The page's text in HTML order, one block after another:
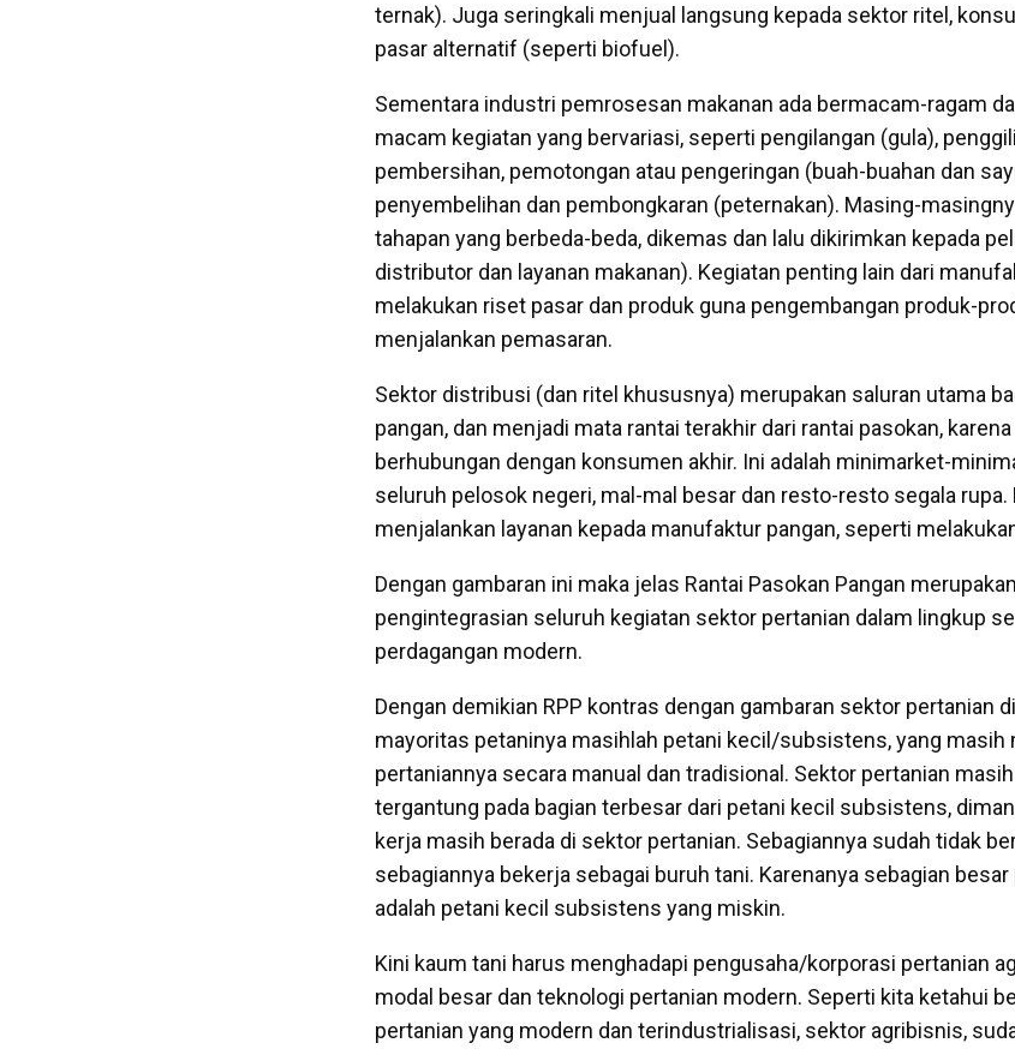
ternak). Juga seringkali menjual langsung kepada sektor ritel,
pasar alternatif (seperti biofuel).
Sementara industri pemrosesan makanan ada bermacam-ragam
macam kegiatan yang bervariasi, seperti pengilangan (gula),
pembersihan, pemotongan atau pengeringan (buah-buahan dan
penyembelihan dan pembongkaran (peternakan). Masing-
tahapan yang berbeda-beda, dikemas dan lalu dikirimkan kepada
distributor dan layanan makanan). Kegiatan penting lain dari
melakukan riset pasar dan produk guna pengembangan produk-
menjalankan pemasaran.
Sektor distribusi (dan ritel khususnya) merupakan saluran utama
pangan, dan menjadi mata rantai terakhir dari rantai pasokan,
berhubungan dengan konsumen akhir. Ini adalah minimarket-
seluruh pelosok negeri, mal-mal besar dan resto-resto segala rupa.
menjalankan layanan kepada manufaktur pangan, seperti
Dengan gambaran ini maka jelas Rantai Pasokan Pangan
pengintegrasian seluruh kegiatan sektor pertanian dalam lingkup
perdagangan modern.
Dengan demikian RPP kontras dengan gambaran sektor pertanian
mayoritas petaninya masihlah petani kecil/subsistens, yang masih
pertaniannya secara manual dan tradisional. Sektor pertanian
tergantung pada bagian terbesar dari petani kecil subsistens,
kerja masih berada di sektor pertanian. Sebagiannya sudah tidak
sebagiannya bekerja sebagai buruh tani. Karenanya sebagian
adalah petani kecil subsistens yang miskin.
Kini kaum tani harus menghadapi pengusaha/korporasi pertanian
modal besar dan teknologi pertanian modern. Seperti kita ketahui
pertanian yang modern dan terindustrialisasi, sektor agribisnis,